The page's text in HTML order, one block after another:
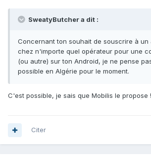
SweatyButcher a dit :
Concernant ton souhait de souscrire à un
chez n'importe quel opérateur pour une
(ou autre) sur ton Android, je ne pense
possible en Algérie pour le moment.
C'est possible, je sais que Mobilis le propose !
Citer